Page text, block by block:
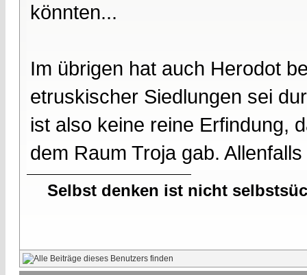
könnten...
Im übrigen hat auch Herodot
etruskischer Siedlungen sei
ist also keine reine Erfindung,
dem Raum Troja gab.
Selbst denken ist nicht